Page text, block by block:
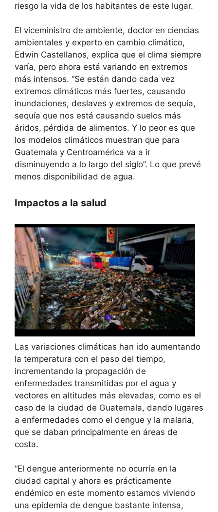
riesgo la vida de los habitantes de este lugar.
El viceministro de ambiente, doctor en ciencias
ambientales y experto en cambio climático,
Edwin Castellanos, explica que el clima siempre
varía, pero ahora está variando en extremos
más intensos. “Se están dando cada vez
extremos climáticos más fuertes, causando
inundaciones, deslaves y extremos de sequía,
sequía que nos está causando suelos más
áridos, pérdida de alimentos. Y lo peor es que
los modelos climáticos muestran que para
Guatemala y Centroamérica va a ir
disminuyendo a lo largo del siglo”. Lo que prevé
menos disponibilidad de agua.
Impactos a la salud
Las variaciones climáticas han ido aumentando
la temperatura con el paso del tiempo,
incrementando la propagación de
enfermedades transmitidas por el agua y
vectores en altitudes más elevadas, como es el
caso de la ciudad de Guatemala, dando lugares
a enfermedades como el dengue y la malaria,
que se daban principalmente en áreas de
costa.
“El dengue anteriormente no ocurría en la
ciudad capital y ahora es prácticamente
endémico en este momento estamos viviendo
una epidemia de dengue bastante intensa,